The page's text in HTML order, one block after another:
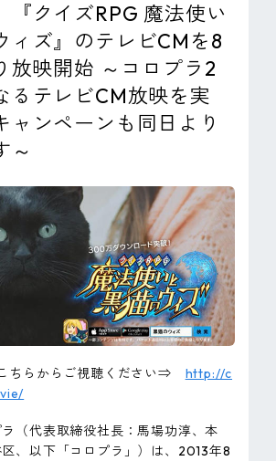
『クイズRPG 魔法使い
ィズ』のテレビCMを8
放映開始 ～コロプラ2
るテレビCM放映を実
ャンペーンも同日より
～
ちらからご視聴ください⇒ http://c
（代表取締役社長：馬場功淳、本
、以下「コロプラ」）は、2013年8